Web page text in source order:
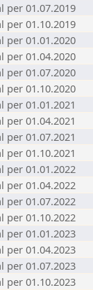
per 01.07.2019
per 01.10.2019
per 01.01.2020
per 01.04.2020
per 01.07.2020
per 01.10.2020
per 01.01.2021
per 01.04.2021
per 01.07.2021
per 01.10.2021
per 01.01.2022
per 01.04.2022
per 01.07.2022
per 01.10.2022
per 01.01.2023
per 01.04.2023
per 01.07.2023
per 01.10.2023